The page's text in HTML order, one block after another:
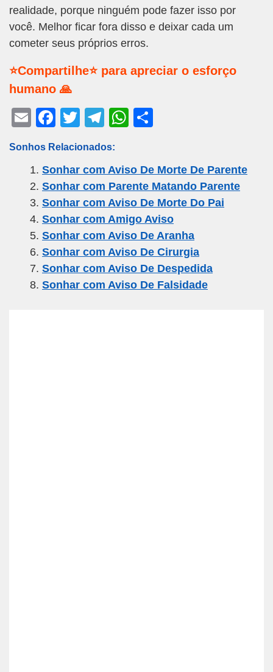
realidade, porque ninguém pode fazer isso por
você. Melhor ficar fora disso e deixar cada um
cometer seus próprios erros.
⭐Compartilhe⭐ para apreciar o esforço
humano 🙏
E
ail
F
c
e
b
o
o
k
T
tt
er
T
e
gr
a
m
W
s
A
p
p
e
Sonhos Relacionados:
Sonhar com Aviso De Morte De Parente
Sonhar com Parente Matando Parente
Sonhar com Aviso De Morte Do Pai
Sonhar com Amigo Aviso
Sonhar com Aviso De Aranha
Sonhar com Aviso De Cirurgia
Sonhar com Aviso De Despedida
Sonhar com Aviso De Falsidade